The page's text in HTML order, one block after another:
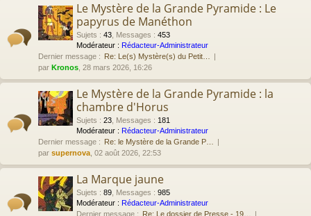
Le Mystère de la Grande Pyramide : Le
papyrus de Manéthon
Sujets : 43 Messages : 453
Modérateur : Rédacteur-Administrateur
Dernier message : Re: Le(s) Mystère(s) du Petit…
par Kronos , 28 mars 2026, 16:26
Le Mystère de la Grande Pyramide : la
chambre d'Horus
Sujets : 23 Messages : 181
Modérateur : Rédacteur-Administrateur
Dernier message : Re: le Mystère de la Grande P…
par supernova , 02 août 2026, 22:53
La Marque jaune
Sujets : 89 Messages : 985
Modérateur : Rédacteur-Administrateur
Dernier message : Re: Le dossier de Presse - 19…